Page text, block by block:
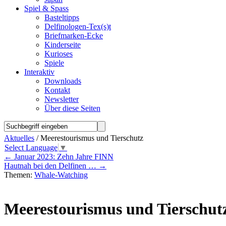
Spiel & Spass
Basteltipps
Delfinologen-Tex(s)t
Briefmarken-Ecke
Kinderseite
Kurioses
Spiele
Interaktiv
Downloads
Kontakt
Newsletter
Über diese Seiten
Aktuelles / Meerestourismus und Tierschutz
Select Language ▼
← Januar 2023: Zehn Jahre FINN
Hautnah bei den Delfinen … →
Themen: Whale-Watching
Meerestourismus und